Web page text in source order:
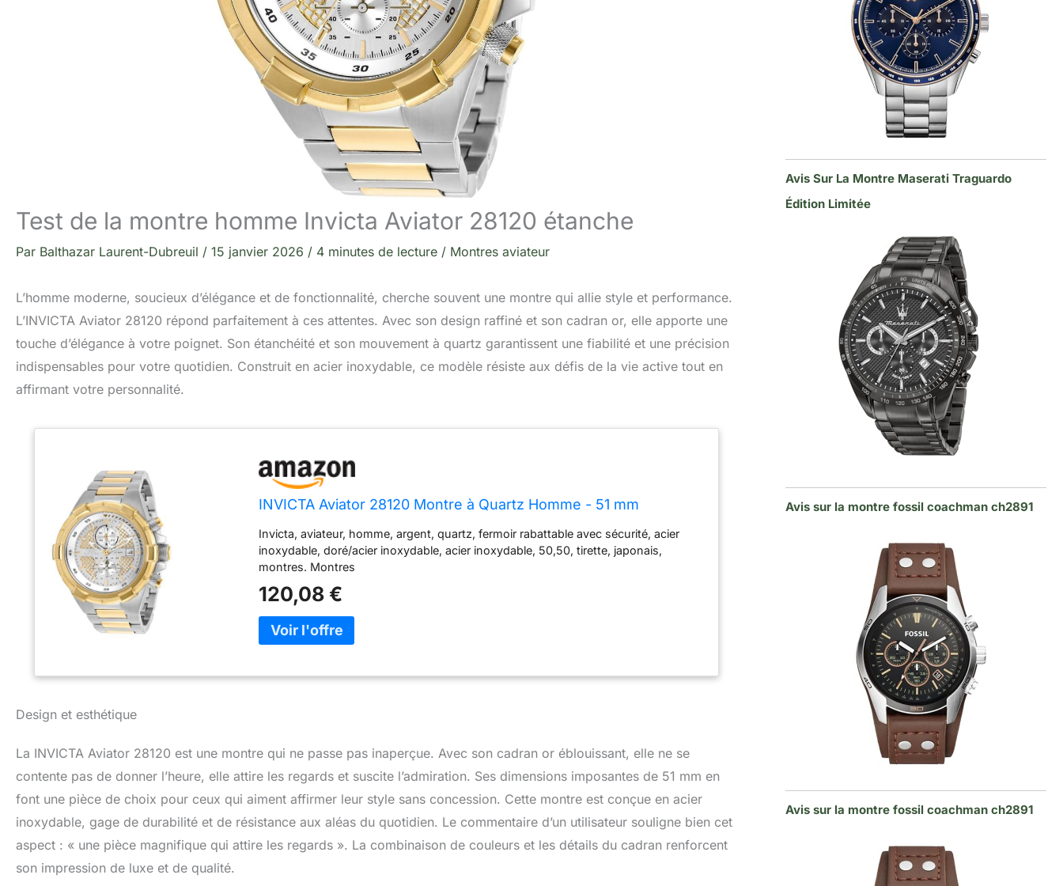
Test de la montre homme Invicta Aviator 28120 étanche
Par Balthazar Laurent-Dubreuil / 15 janvier 2026 / 4 minutes de lecture / Montres aviateur
L’homme moderne, soucieux d’élégance et de fonctionnalité, cherche souvent une montre qui allie style et performance.
L’INVICTA Aviator 28120 répond parfaitement à ces attentes. Avec son design raffiné et son cadran or, elle apporte une
touche d’élégance à votre poignet. Son étanchéité et son mouvement à quartz garantissent une fiabilité et une précision
indispensables pour votre quotidien. Construit en acier inoxydable, ce modèle résiste aux défis de la vie active tout en
affirmant votre personnalité.
INVICTA Aviator 28120 Montre à Quartz Homme - 51 mm
Invicta, aviateur, homme, argent, quartz, fermoir rabattable avec sécurité, acier
inoxydable, doré/acier inoxydable, acier inoxydable, 50,50, tirette, japonais,
montres. Montres
120,08 €
Design et esthétique
La INVICTA Aviator 28120 est une montre qui ne passe pas inaperçue. Avec son cadran or éblouissant, elle ne se
contente pas de donner l’heure, elle attire les regards et suscite l’admiration. Ses dimensions imposantes de 51 mm en
font une pièce de choix pour ceux qui aiment affirmer leur style sans concession. Cette montre est conçue en acier
inoxydable, gage de durabilité et de résistance aux aléas du quotidien. Le commentaire d’un utilisateur souligne bien cet
aspect : « une pièce magnifique qui attire les regards ». La combinaison de couleurs et les détails du cadran renforcent
son impression de luxe et de qualité.
Avis Sur La Montre Maserati Traguardo
Édition Limitée
Avis sur la montre fossil coachman ch2891
Avis sur la montre fossil coachman ch2891